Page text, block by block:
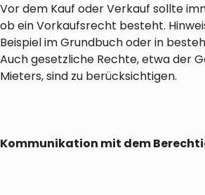
Vor dem Kauf oder Verkauf sollte
ob ein Vorkaufsrecht besteht.
Beispiel im Grundbuch oder in
Auch gesetzliche Rechte, etwa der
Mieters, sind zu berücksichtigen.
Kommunikation mit dem